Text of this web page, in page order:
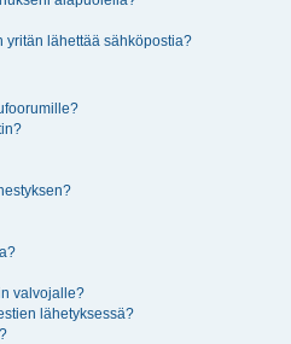
yritän lähettää sähköpostia?
valvojalle?
lähetyksessä?